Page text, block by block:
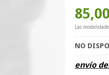
85,00
Las
NO
envío